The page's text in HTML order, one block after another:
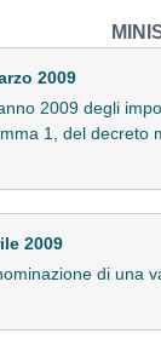
2009
2009 degli
1, del decreto
2009
di una